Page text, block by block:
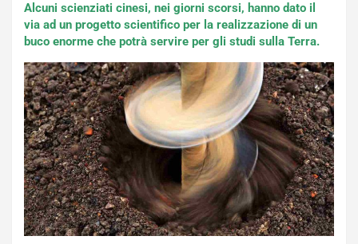
Alcuni scienziati cinesi, nei giorni scorsi, hanno dato il
via ad un progetto scientifico per la realizzazione di un
buco enorme che potrà servire per gli studi sulla Terra.